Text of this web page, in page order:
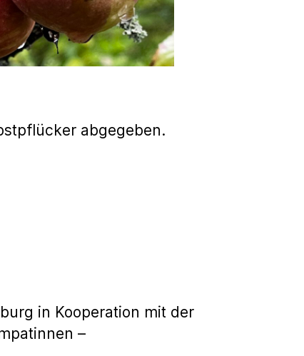
abgegeben.
in Kooperation mit der
–